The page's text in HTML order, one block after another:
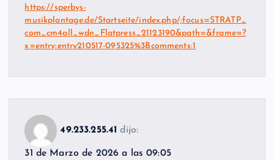
https://sperbys-
musikplantage.de/Startseite/index.php/;focus=STRATP_
com_cm4all_wdn_Flatpress_21123190&path=&frame=?
x=entry:entry210517-095325%3Bcomments:1
49.233.255.41 dijo:
31 de Marzo de 2026 a las 09:05